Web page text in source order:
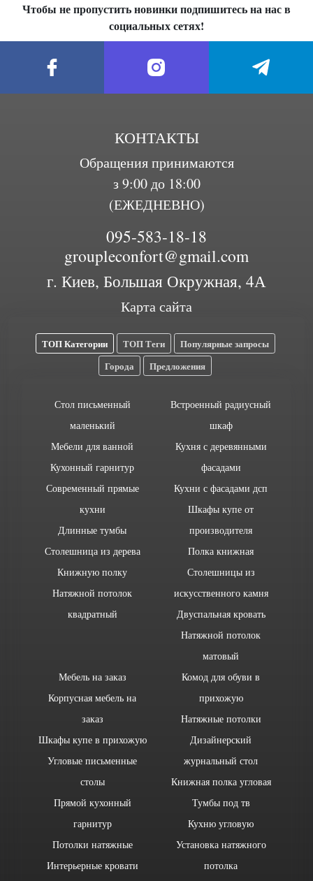
Чтобы не пропустить новинки подпишитесь на нас в
социальных сетях!
КОНТАКТЫ
Обращения принимаются
з 9:00 до 18:00
(ЕЖЕДНЕВНО)
095-583-18-18
groupleconfort@gmail.com
г. Киев, Большая Окружная, 4А
Карта сайта
ТОП Категории ТОП Теги
Популярные запросы
Города
Предложения
Стол письменный
маленький
Мебели для ванной
Кухонный гарнитур
Современный прямые
кухни
Длинные тумбы
Столешница из дерева
Книжную полку
Натяжной потолок
квадратный
Встроенный радиусный
шкаф
Кухня с деревянными
фасадами
Кухни с фасадами дсп
Шкафы купе от
производителя
Полка книжная
Столешницы из
искусственного камня
Двуспальная кровать
Натяжной потолок
матовый
Мебель на заказ
Корпусная мебель на
заказ
Шкафы купе в прихожую
Угловые письменные
столы
Прямой кухонный
гарнитур
Потолки натяжные
Интерьерные кровати
Комод для обуви в
прихожую
Натяжные потолки
Дизайнерский
журнальный стол
Книжная полка угловая
Тумбы под тв
Кухню угловую
Установка натяжного
потолка